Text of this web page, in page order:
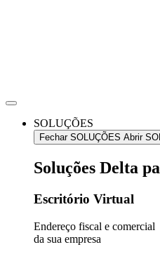
SOLUÇÕES
Fechar SOLUÇÕES Abrir
Soluções Delta
Escritório Virtual
Endereço fiscal e comercial
da sua empresa